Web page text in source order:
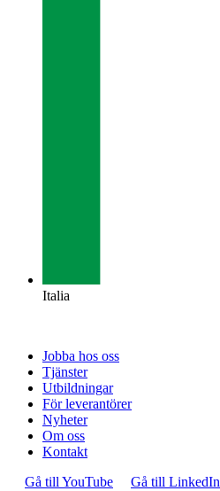
Italia
Jobba hos oss
Tjänster
Utbildningar
För leverantörer
Nyheter
Om oss
Kontakt
Gå till YouTube
Gå till LinkedIn